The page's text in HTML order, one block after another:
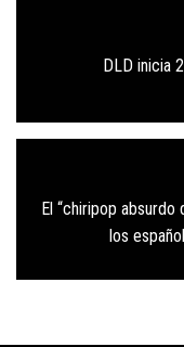
entradasDLD inicia
El “chiripop
los